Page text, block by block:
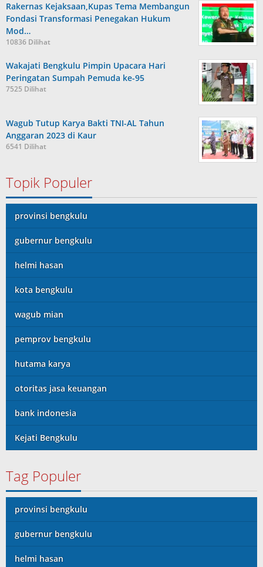
Rakernas Kejaksaan,Kupas Tema Membangun
Fondasi Transformasi Penegakan Hukum
Mod…
10836 Dilihat
Wakajati Bengkulu Pimpin Upacara Hari
Peringatan Sumpah Pemuda ke-95
7525 Dilihat
Wagub Tutup Karya Bakti TNI-AL Tahun
Anggaran 2023 di Kaur
6541 Dilihat
Topik Populer
provinsi bengkulu
gubernur bengkulu
helmi hasan
kota bengkulu
wagub mian
pemprov bengkulu
hutama karya
otoritas jasa keuangan
bank indonesia
Kejati Bengkulu
Tag Populer
provinsi bengkulu
gubernur bengkulu
helmi hasan